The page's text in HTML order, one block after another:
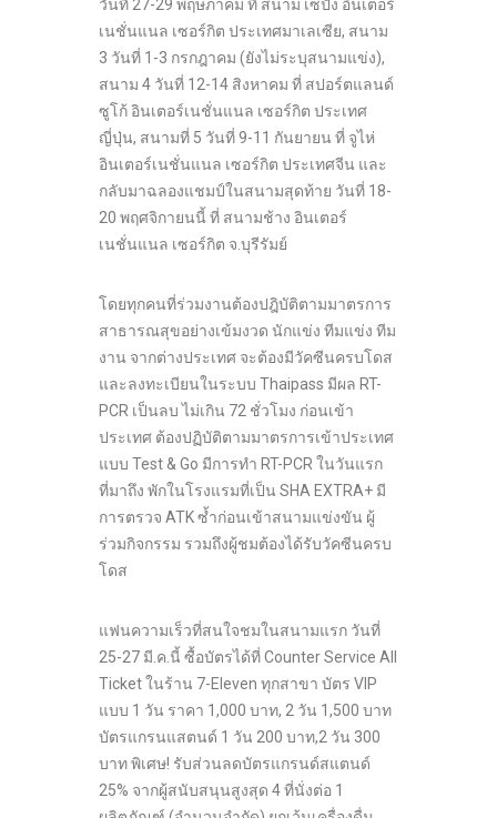
วันที่ 27-29 พฤษภาคม ที่ สนาม เซปัง อินเตอร์
เนชั่นแนล เซอร์กิต ประเทศมาเลเซีย, สนาม
3 วันที่ 1-3 กรกฎาคม (ยังไม่ระบุสนามแข่ง),
สนาม 4 วันที่ 12-14 สิงหาคม ที่ สปอร์ตแลนด์
ซูโก้ อินเตอร์เนชั่นแนล เซอร์กิต ประเทศ
ญี่ปุ่น, สนามที่ 5 วันที่ 9-11 กันยายน ที่ จูไห่
อินเตอร์เนชั่นแนล เซอร์กิต ประเทศจีน และ
กลับมาฉลองแชมป์ในสนามสุดท้าย วันที่ 18-
20 พฤศจิกายนนี้ ที่ สนามช้าง อินเตอร์
เนชั่นแนล เซอร์กิต จ.บุรีรัมย์
โดยทุกคนที่ร่วมงานต้องปฎิบัติตามมาตรการ
สาธารณสุขอย่างเข้มงวด นักแข่ง ทีมแข่ง ทีม
งาน จากต่างประเทศ จะต้องมีวัคซีนครบโดส
และลงทะเบียนในระบบ Thaipass มีผล RT-
PCR เป็นลบ ไม่เกิน 72 ชั่วโมง ก่อนเข้า
ประเทศ ต้องปฏิบัติตามมาตรการเข้าประเทศ
แบบ Test & Go มีการทำ RT-PCR ในวันแรก
ที่มาถึง พักในโรงแรมที่เป็น SHA EXTRA+ มี
การตรวจ ATK ซ้ำก่อนเข้าสนามแข่งขัน ผู้
ร่วมกิจกรรม รวมถึงผู้ชมต้องได้รับวัคซีนครบ
โดส
แฟนความเร็วที่สนใจชมในสนามแรก วันที่
25-27 มี.ค.นี้ ซื้อบัตรได้ที่ Counter Service All
Ticket ในร้าน 7-Eleven ทุกสาขา บัตร VIP
แบบ 1 วัน ราคา 1,000 บาท, 2 วัน 1,500 บาท
บัตรแกรนแสตนด์ 1 วัน 200 บาท,2 วัน 300
บาท พิเศษ! รับส่วนลดบัตรแกรนด์สแตนด์
25% จากผู้สนับสนุนสูงสุด 4 ที่นั่งต่อ 1